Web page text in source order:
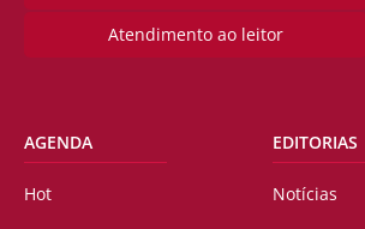
Atendimento ao leitor
AGENDA
Hot
EDITORIAS
Notícias